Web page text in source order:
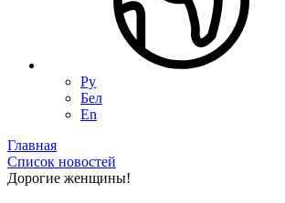
Ру
Бел
En
Главная
Список новостей
Дорогие женщины!